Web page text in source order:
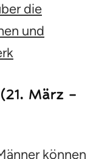
die
und
(21. März –
können